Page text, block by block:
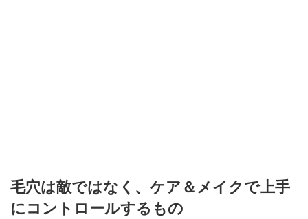
毛穴は敵ではなく、ケア＆メイクで上手
にコントロールするもの